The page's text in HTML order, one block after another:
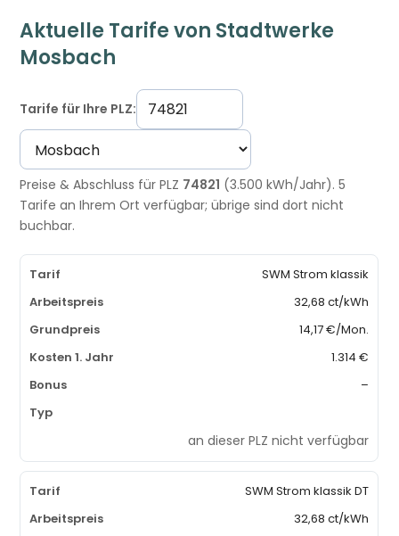
Aktuelle Tarife von Stadtwerke
Mosbach
Tarife für Ihre PLZ:
Preise & Abschluss für PLZ 74821 (3.500 kWh/Jahr). 5
Tarife an Ihrem Ort verfügbar; übrige sind dort nicht
buchbar.
SWM Strom klassik
32,68 ct/kWh
14,17 €/Mon.
1.314 €
–
an dieser PLZ nicht verfügbar
SWM Strom klassik DT
32,68 ct/kWh